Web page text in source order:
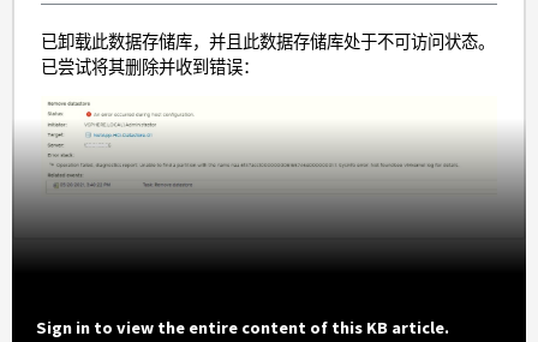
已卸载此数据存储库，并且此数据存储库处于不可访问状态。
已尝试将其删除并收到错误：
Sign in to view the entire content of this KB article.